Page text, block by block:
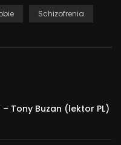
Schizofrenia
– Tony Buzan (lektor PL)